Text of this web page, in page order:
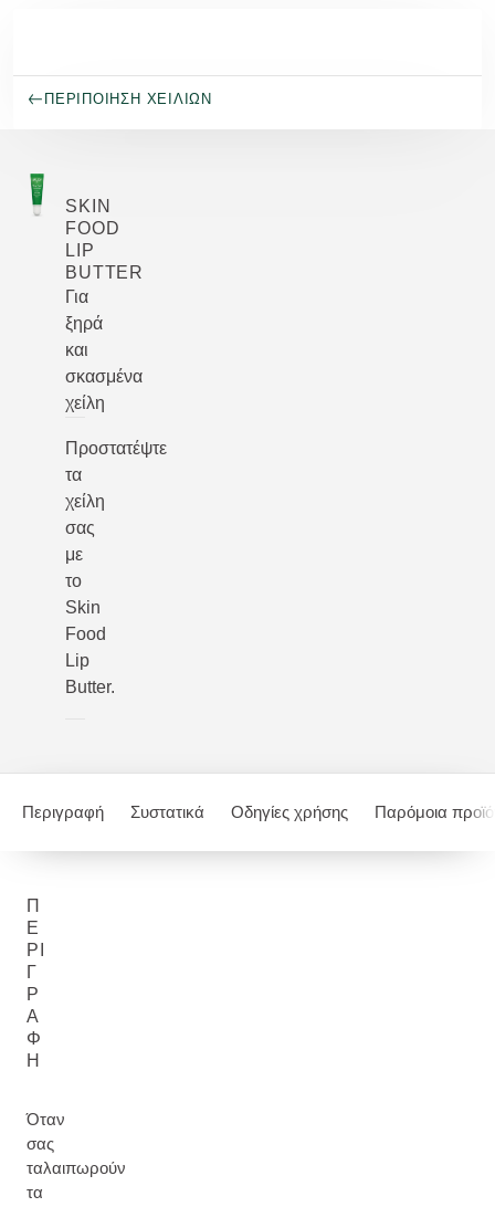
ΠΕΡΙΠΟΊΗΣΗ ΧΕΙΛΙΏΝ
SKIN
FOOD
LIP
BUTTER
Για
ξηρά
και
σκασμένα
χείλη
Προστατέψτε
τα
χείλη
σας
με
το
Skin
Food
Lip
Butter.
Περιγραφή Συστατικά Οδηγίες χρήσης Παρόμοια
Π
Ε
ΡΙ
Γ
Ρ
Α
Φ
Ή
Όταν
σας
ταλαιπωρούν
τα